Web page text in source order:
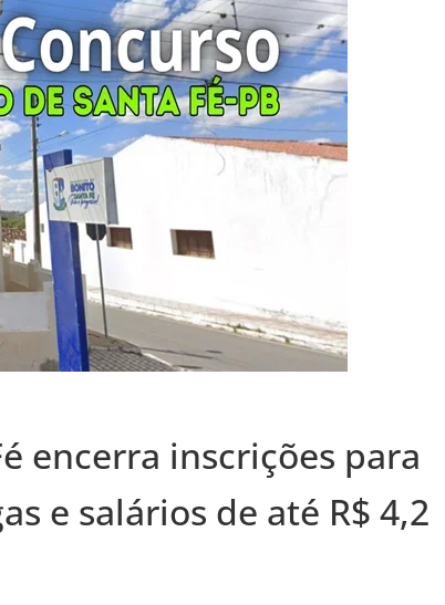
encerra inscrições para
e salários de até R$ 4,2